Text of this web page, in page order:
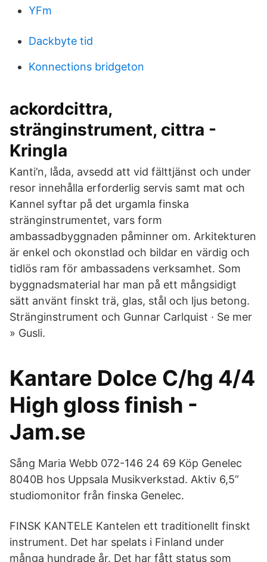
YFm
Dackbyte tid
Konnections bridgeton
ackordcittra,
stränginstrument, cittra -
Kringla
Kanti’n, låda, avsedd att vid fälttjänst och under
resor innehålla erforderlig servis samt mat och
Kannel syftar på det urgamla finska
stränginstrumentet, vars form
ambassadbyggnaden påminner om. Arkitekturen
är enkel och okonstlad och bildar en värdig och
tidlös ram för ambassadens verksamhet. Som
byggnadsmaterial har man på ett mångsidigt
sätt använt finskt trä, glas, stål och ljus betong.
Stränginstrument och Gunnar Carlquist · Se mer
» Gusli.
Kantare Dolce C/hg 4/4
High gloss finish -
Jam.se
Sång Maria Webb 072-146 24 69 Köp Genelec
8040B hos Uppsala Musikverkstad. Aktiv 6,5”
studiomonitor från finska Genelec.
FINSK KANTELE Kantelen ett traditionellt finskt
instrument. Det har spelats i Finland under
många hundrade år. Det har fått status som